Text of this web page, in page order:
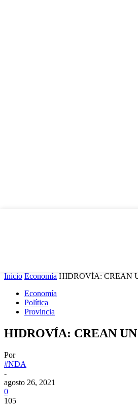
Inicio Economía HIDROVÍA: CREAN
Economía
Política
Provincia
HIDROVÍA: CREAN
Por
#NDA
-
agosto 26, 2021
0
105